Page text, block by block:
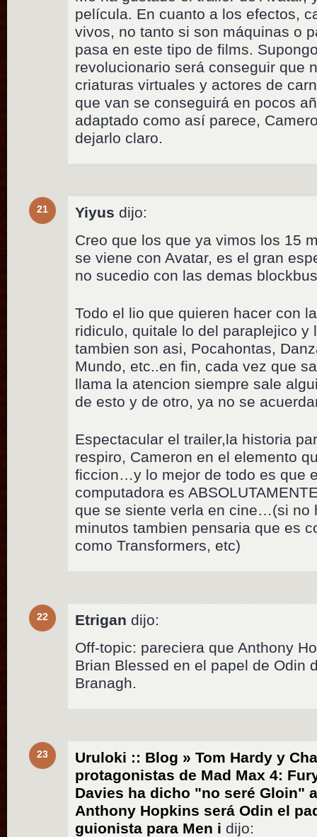
película. En cuanto a los efectos,
vivos, no tanto si son máquinas o
pasa en este tipo de films.
revolucionario será conseguir que
criaturas virtuales y actores de
que van se conseguirá en pocos
adaptado como así parece,
dejarlo claro.
21 Yiyus dijo:
Creo que los que ya vimos los 15
se viene con Avatar, es el gran
no sucedio con las demas
Todo el lio que quieren hacer con
ridiculo, quitale lo del paraplejico y
tambien son asi, Pocahontas,
Mundo, etc..en fin, cada vez que
llama la atencion siempre sale
de esto y de otro, ya no se
Espectacular el trailer,la historia
respiro, Cameron en el elemento
ficcion…y lo mejor de todo es que
computadora es
que se siente verla en cine…(si no
minutos tambien pensaria que es
como Transformers, etc)
22 Etrigan dijo:
Off-topic: pareciera que Anthony
Brian Blessed en el papel de Odin
Branagh.
23
Uruloki :: Blog » Tom Hardy y
protagonistas de Mad Max 4:
Davies ha dicho "no seré Gloin"
Anthony Hopkins será Odin el
guionista para Men i dijo: